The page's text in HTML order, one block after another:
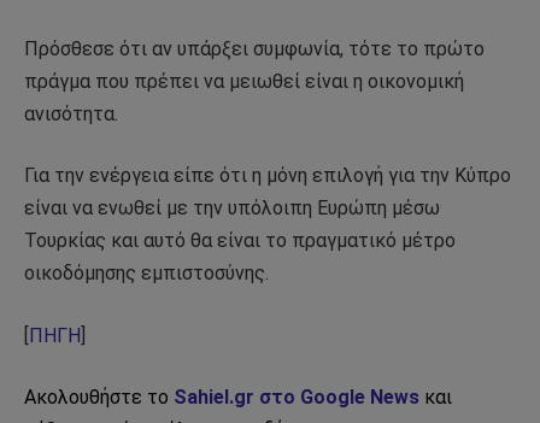
Πρόσθεσε ότι αν υπάρξει συμφωνία, τότε το πρώτο
πράγμα που πρέπει να μειωθεί είναι η οικονομική
ανισότητα.
Για την ενέργεια είπε ότι η μόνη επιλογή για την Κύπρο
είναι να ενωθεί με την υπόλοιπη Ευρώπη μέσω
Τουρκίας και αυτό θα είναι το πραγματικό μέτρο
οικοδόμησης εμπιστοσύνης.
ΠΗΓΗ
Ακολουθήστε το Sahiel.gr στο Google News και